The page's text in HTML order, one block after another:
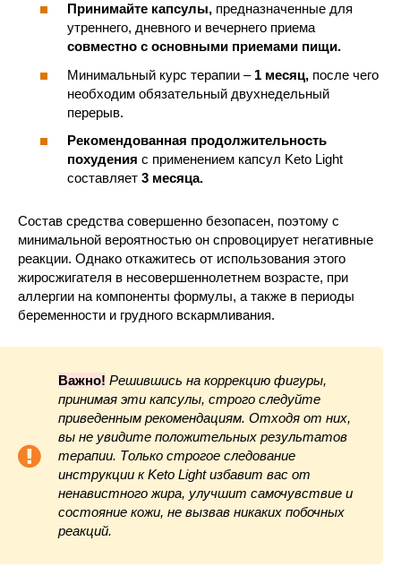
Принимайте капсулы, предназначенные для
утреннего, дневного и вечернего приема
совместно с основными приемами пищи.
Минимальный курс терапии – 1 месяц, после чего
необходим обязательный двухнедельный
перерыв.
Рекомендованная продолжительность
похудения с применением капсул Keto Light
составляет 3 месяца.
Состав средства совершенно безопасен, поэтому с
минимальной вероятностью он спровоцирует негативные
реакции. Однако откажитесь от использования этого
жиросжигателя в несовершеннолетнем возрасте, при
аллергии на компоненты формулы, а также в периоды
беременности и грудного вскармливания.
Важно! Решившись на коррекцию фигуры,
принимая эти капсулы, строго следуйте
приведенным рекомендациям. Отходя от них,
вы не увидите положительных результатов
терапии. Только строгое следование
инструкции к Keto Light избавит вас от
ненавистного жира, улучшит самочувствие и
состояние кожи, не вызвав никаких побочных
реакций.